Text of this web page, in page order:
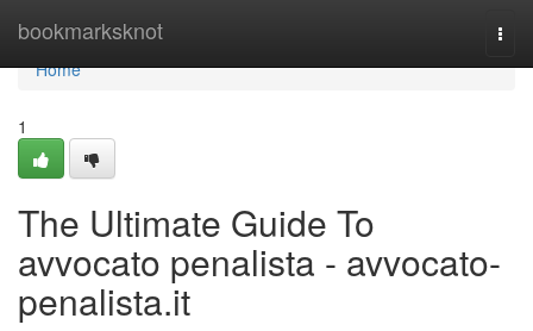
bookmarksknot
Home
Home
1
The Ultimate Guide To
avvocato penalista - avvocato-
penalista.it